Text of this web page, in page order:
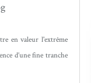
en valeur l'extrême
d’une fine tranche